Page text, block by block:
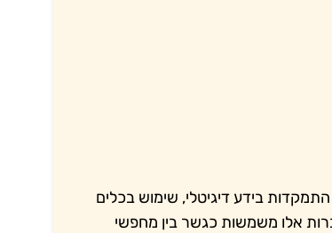
בידע דיגיטלי, שימוש בכלים
אלו משמשות כגשר בין מחפשי